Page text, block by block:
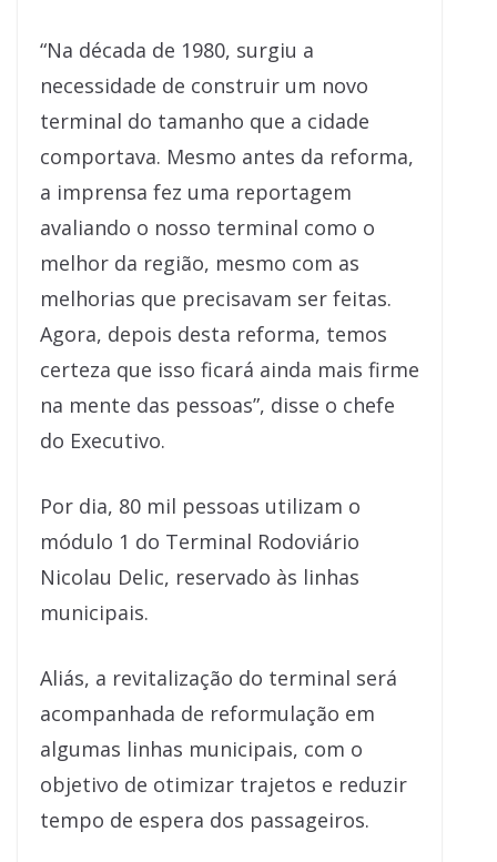
“Na década de 1980, surgiu a
necessidade de construir um novo
terminal do tamanho que a cidade
comportava. Mesmo antes da reforma,
a imprensa fez uma reportagem
avaliando o nosso terminal como o
melhor da região, mesmo com as
melhorias que precisavam ser feitas.
Agora, depois desta reforma, temos
certeza que isso ficará ainda mais firme
na mente das pessoas”, disse o chefe
do Executivo.
Por dia, 80 mil pessoas utilizam o
módulo 1 do Terminal Rodoviário
Nicolau Delic, reservado às linhas
municipais.
Aliás, a revitalização do terminal será
acompanhada de reformulação em
algumas linhas municipais, com o
objetivo de otimizar trajetos e reduzir
tempo de espera dos passageiros.